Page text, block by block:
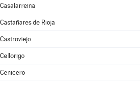
Casalarreina
Castañares de Rioja
Castroviejo
Cellorigo
Cenicero